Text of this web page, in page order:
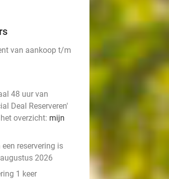
van aankoop t/m
48 uur van
Deal Reserveren'
overzicht: mijn
reservering is
2026
1 keer